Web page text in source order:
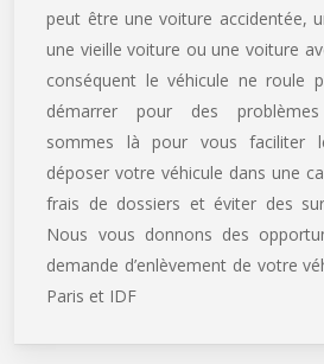
peut être une voiture accidentée,
une vieille voiture ou une voiture
conséquent le véhicule ne roule
démarrer pour des
sommes là pour vous faciliter
déposer votre véhicule dans une
frais de dossiers et éviter des
Nous vous donnons des
demande d’enlèvement de votre
Paris et IDF